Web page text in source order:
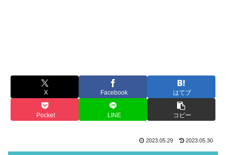
X Facebook はてブ
Pocket LINE コピー
2023.05.29 2023.05.30